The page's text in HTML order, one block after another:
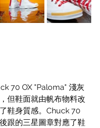
70 OX "Paloma" 淺灰
但鞋面就由帆布物料改
鞋身質感。Chuck 70
跟的三星圖章對應了鞋